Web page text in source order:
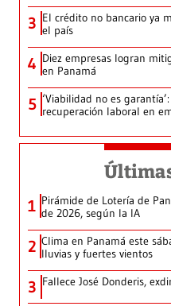
3 El crédito no bancario ya
el país
4 Diez empresas logran
en Panamá
5 ‘Viabilidad no es
recuperación laboral en
1 Pirámide de Lotería de
de 2026, según la IA
2 Clima en Panamá este
lluvias y fuertes vientos
3 Fallece José Donderis,